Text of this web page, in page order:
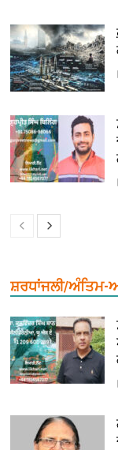
ਸ਼ਰਧਾਂਜਲੀ/ਅੰਤਿਮ-